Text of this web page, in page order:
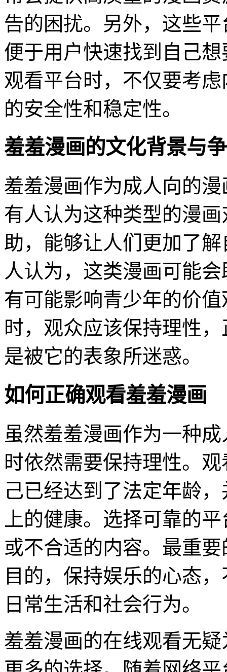
告的困扰。另外，这些
便于用户快速找到自己
观看平台时，不仅要考
的安全性和稳定性。
羞羞漫画的文化背景与
羞羞漫画作为成人向的
有人认为这种类型的漫
助，能够让人们更加了
人认为，这类漫画可能
有可能影响青少年的价
时，观众应该保持理性
是被它的表象所迷惑。
如何正确观看羞羞漫画
虽然羞羞漫画作为一种
时依然需要保持理性。
己已经达到了法定年龄
上的健康。选择可靠的
或不合适的内容。最重
目的，保持娱乐的心态
日常生活和社会行为。
羞羞漫画的在线观看无